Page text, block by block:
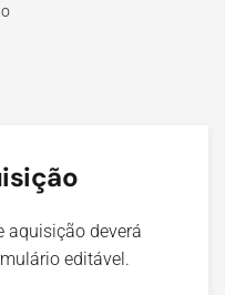
aquisição deverá
editável.